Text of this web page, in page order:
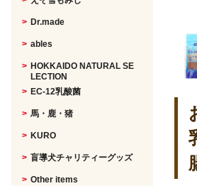
Dr.made
ables
HOKKAIDO NATURAL SE
LECTION
EC-12乳酸菌
馬・鹿・猪
KURO
盲導犬チャリティーグッズ
Other items